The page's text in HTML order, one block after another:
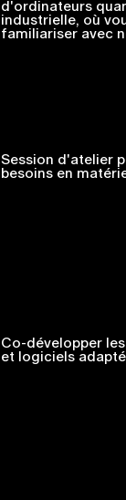
d'ordinateurs
industrielle, où
familiariser avec
Session d'atelier
besoins en
Co-développer
et logiciels